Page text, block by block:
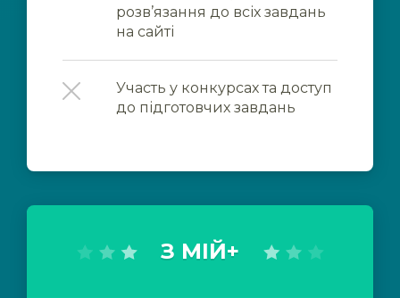
розв’язання до всіх завдань
на сайті
Участь у конкурсах та доступ
до підготовчих завдань
З МІЙ+